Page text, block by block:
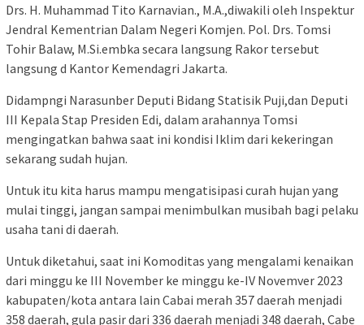
Drs. H. Muhammad Tito Karnavian., M.A.,diwakili oleh Inspektur
Jendral Kementrian Dalam Negeri Komjen. Pol. Drs. Tomsi
Tohir Balaw, M.Si.embka secara langsung Rakor tersebut
langsung d Kantor Kemendagri Jakarta.
Didampngi Narasunber Deputi Bidang Statisik Puji,dan Deputi
III Kepala Stap Presiden Edi, dalam arahannya Tomsi
mengingatkan bahwa saat ini kondisi Iklim dari kekeringan
sekarang sudah hujan.
Untuk itu kita harus mampu mengatisipasi curah hujan yang
mulai tinggi, jangan sampai menimbulkan musibah bagi pelaku
usaha tani di daerah.
Untuk diketahui, saat ini Komoditas yang mengalami kenaikan
dari minggu ke III November ke minggu ke-IV Novemver 2023
kabupaten/kota antara lain Cabai merah 357 daerah menjadi
358 daerah, gula pasir dari 336 daerah menjadi 348 daerah, Cabe